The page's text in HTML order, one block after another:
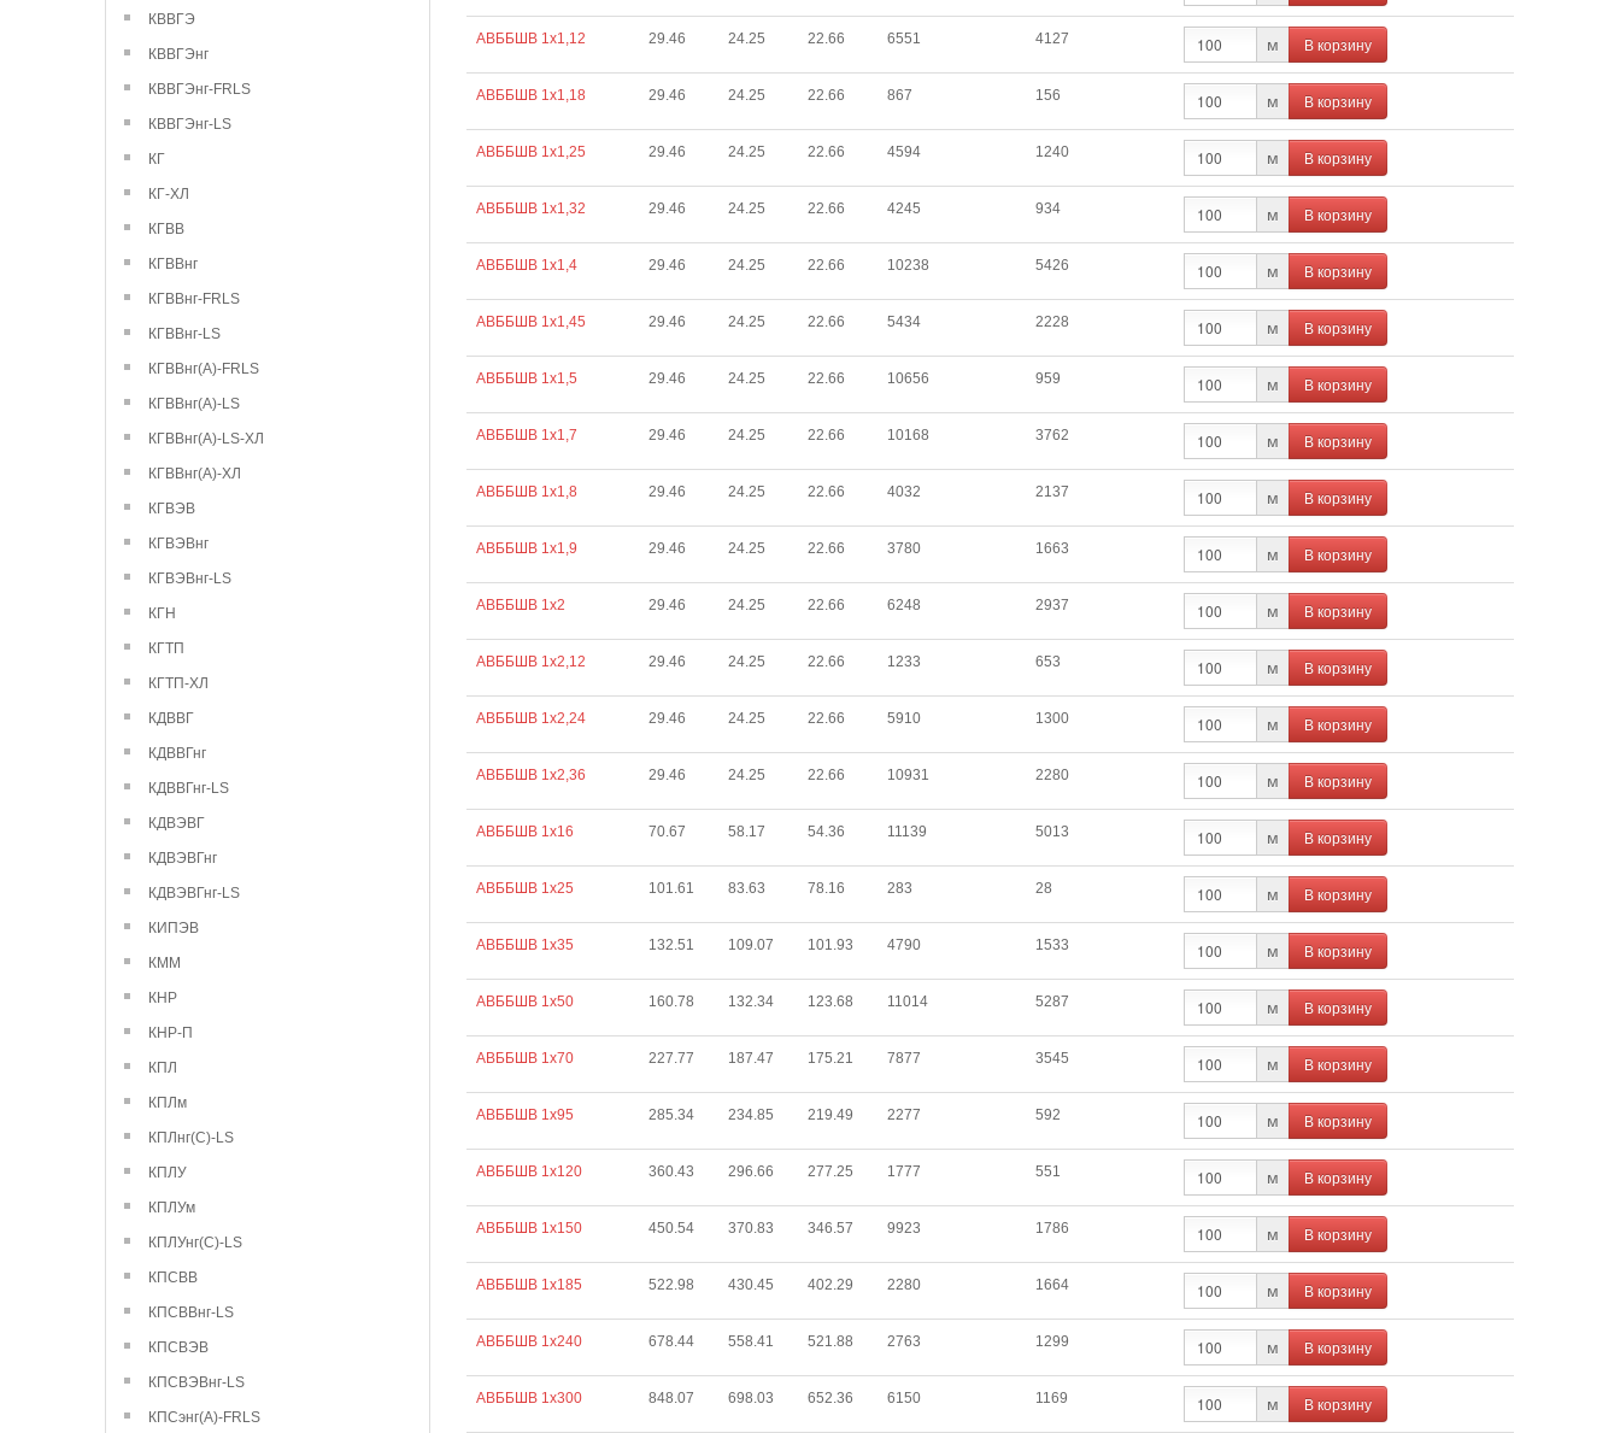
КВВГЭ
КВВГЭнг
КВВГЭнг-FRLS
КВВГЭнг-LS
КГ
КГ-ХЛ
КГВВ
КГВВнг
КГВВнг-FRLS
КГВВнг-LS
КГВВнг(А)-FRLS
КГВВнг(А)-LS
КГВВнг(А)-LS-ХЛ
КГВВнг(А)-ХЛ
КГВЭВ
КГВЭВнг
КГВЭВнг-LS
КГН
КГТП
КГТП-ХЛ
КДВВГ
КДВВГнг
КДВВГнг-LS
КДВЭВГ
КДВЭВГнг
КДВЭВГнг-LS
КИПЭВ
КММ
КНР
КНР-П
КПЛ
КПЛм
КПЛнг(С)-LS
КПЛУ
КПЛУм
КПЛУнг(С)-LS
КПСВВ
КПСВВнг-LS
КПСВЭВ
КПСВЭВнг-LS
КПСэнг(А)-FRLS
АВББШВ 1х1,12 29.46 24.25 22.66 6551 4127 м В корзину
АВББШВ 1х1,18 29.46 24.25 22.66 867 156 м В корзину
АВББШВ 1х1,25 29.46 24.25 22.66 4594 1240 м В корзину
АВББШВ 1х1,32 29.46 24.25 22.66 4245 934 м В корзину
АВББШВ 1х1,4 29.46 24.25 22.66 10238 5426 м В корзину
АВББШВ 1х1,45 29.46 24.25 22.66 5434 2228 м В корзину
АВББШВ 1х1,5 29.46 24.25 22.66 10656 959 м В корзину
АВББШВ 1х1,7 29.46 24.25 22.66 10168 3762 м В корзину
АВББШВ 1х1,8 29.46 24.25 22.66 4032 2137 м В корзину
АВББШВ 1х1,9 29.46 24.25 22.66 3780 1663 м В корзину
АВББШВ 1х2 29.46 24.25 22.66 6248 2937 м В корзину
АВББШВ 1х2,12 29.46 24.25 22.66 1233 653 м В корзину
АВББШВ 1х2,24 29.46 24.25 22.66 5910 1300 м В корзину
АВББШВ 1х2,36 29.46 24.25 22.66 10931 2280 м В корзину
АВББШВ 1х16 70.67 58.17 54.36 11139 5013 м В корзину
АВББШВ 1х25 101.61 83.63 78.16 283 28 м В корзину
АВББШВ 1х35 132.51 109.07 101.93 4790 1533 м В корзину
АВББШВ 1х50 160.78 132.34 123.68 11014 5287 м В корзину
АВББШВ 1х70 227.77 187.47 175.21 7877 3545 м В корзину
АВББШВ 1х95 285.34 234.85 219.49 2277 592 м В корзину
АВББШВ 1х120 360.43 296.66 277.25 1777 551 м В корзину
АВББШВ 1х150 450.54 370.83 346.57 9923 1786 м В корзину
АВББШВ 1х185 522.98 430.45 402.29 2280 1664 м В корзину
АВББШВ 1х240 678.44 558.41 521.88 2763 1299 м В корзину
АВББШВ 1х300 848.07 698.03 652.36 6150 1169 м В корзину